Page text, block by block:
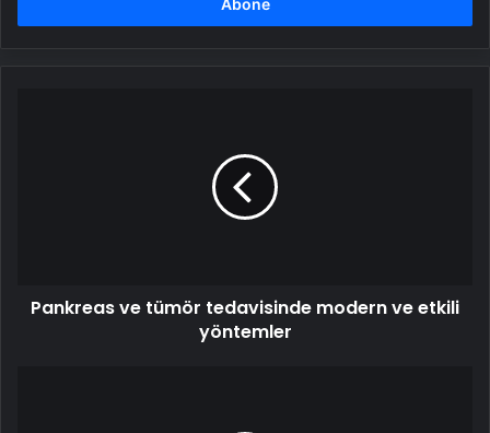
Pankreas ve tümör tedavisinde modern ve etkili
yöntemler